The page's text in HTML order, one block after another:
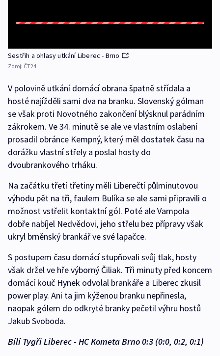
Sestřih a ohlasy utkání Liberec - Brno
Zdroj: ČT24
V polovině utkání domácí obrana špatně střídala a
hosté najížděli sami dva na branku. Slovenský gólman
se však proti Novotného zakončení blýsknul parádním
zákrokem. Ve 34. minutě se ale ve vlastním oslabení
prosadil obránce Kempný, který měl dostatek času na
dorážku vlastní střely a poslal hosty do
dvoubrankového trháku.
Na začátku třetí třetiny měli Liberečtí půlminutovou
výhodu pět na tři, faulem Bulíka se ale sami připravili o
možnost vstřelit kontaktní gól. Poté ale Vampola
dobře nabíjel Nedvědovi, jeho střelu bez přípravy však
ukryl brněnský brankář ve své lapačce.
S postupem času domácí stupňovali svůj tlak, hosty
však držel ve hře výborný Čiliak. Tři minuty před koncem
domácí kouč Hynek odvolal brankáře a Liberec zkusil
power play. Ani ta jim kýženou branku nepřinesla,
naopak gólem do odkryté branky pečetil výhru hostů
Jakub Svoboda.
Bílí Tygři Liberec - HC Kometa Brno 0:3 (0:0, 0:2, 0:1)